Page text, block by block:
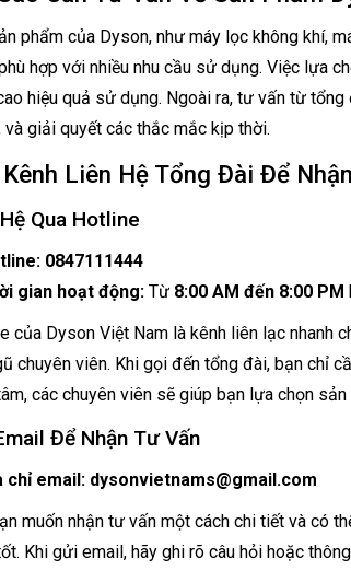
phẩm của Dyson, như máy lọc không khí,
hợp với nhiều nhu cầu sử dụng. Việc lựa
hiệu quả sử dụng. Ngoài ra, tư vấn từ
và giải quyết các thắc mắc kịp thời.
Liên Hệ Tổng Đài Để
Qua Hotline
0847111444
gian hoạt động: Từ 8:00 AM đến 8:00 PM
của Dyson Việt Nam là kênh liên lạc nhanh
chuyên viên. Khi gọi đến tổng đài, bạn chỉ
các chuyên viên sẽ giúp bạn lựa chọn
Để Nhận Tư Vấn
chỉ email: dysonvietnams@gmail.com
muốn nhận tư vấn một cách chi tiết và có
Khi gửi email, hãy ghi rõ câu hỏi hoặc